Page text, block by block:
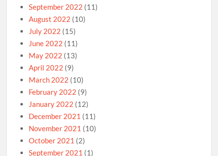
September 2022 (11)
August 2022 (10)
July 2022 (15)
June 2022 (11)
May 2022 (13)
April 2022 (9)
March 2022 (10)
February 2022 (9)
January 2022 (12)
December 2021 (11)
November 2021 (10)
October 2021 (2)
September 2021 (1)